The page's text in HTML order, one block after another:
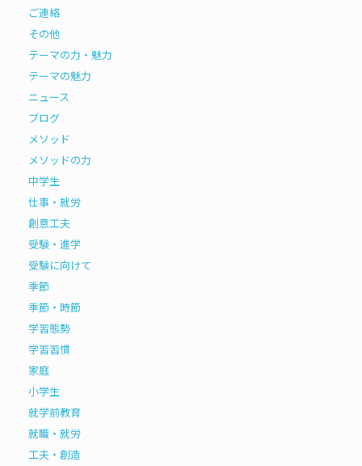
ご連絡
その他
テーマの力・魅力
テーマの魅力
ニュース
ブログ
メソッド
メソッドの力
中学生
仕事・就労
創意工夫
受験・進学
受験に向けて
季節
季節・時節
学習態勢
学習習慣
家庭
小学生
就学前教育
就職・就労
工夫・創造